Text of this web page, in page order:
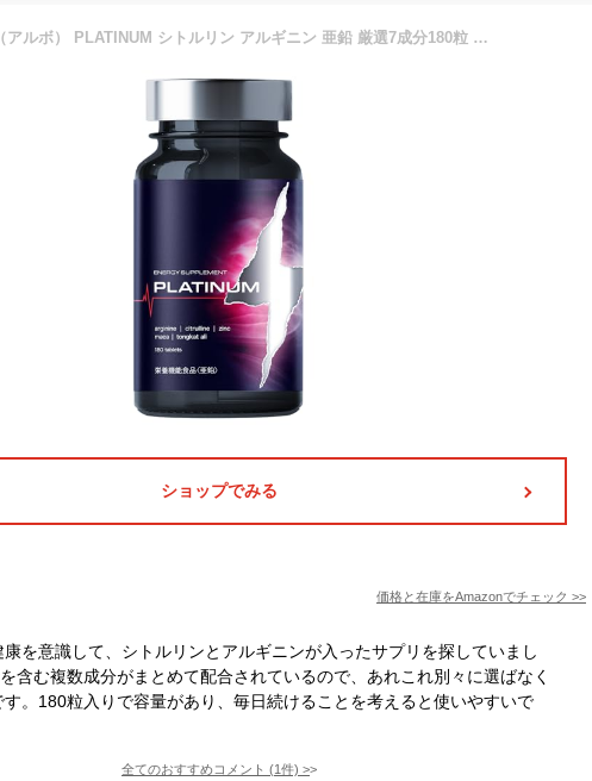
ULBO（アルボ） PLATINUM シトルリン アルギニン 亜鉛 厳選7成分180粒 栄養機能食品
ショップでみる
価格と在庫をAmazonでチェック >>
を意識して、シトルリンとアルギニンが入ったサプリを探していまし
含む複数成分がまとめて配合されているので、あれこれ別々に選ばなく
。180粒入りで容量があり、毎日続けることを考えると使いやすいで
全てのおすすめコメント (1件) >